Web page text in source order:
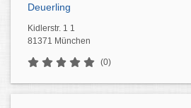
Deuerling
Kidlerstr. 1 1
81371 München
(0)